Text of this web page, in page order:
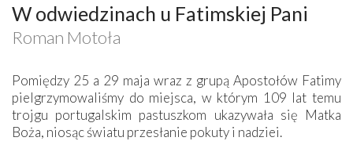
W odwiedzinach u Fatimskiej Pani
Roman Motoła
Pomiędzy 25 a 29 maja wraz z grupą Apostołów Fatimy
pielgrzymowaliśmy do miejsca, w którym 109 lat temu
trojgu portugalskim pastuszkom ukazywała się Matka
Boża, niosąc światu przesłanie pokuty i nadziei.